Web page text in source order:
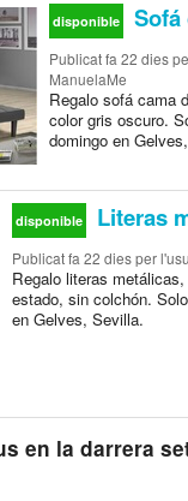
disponible Sofá
Publicatfa 22 dies
ManuelaMe
Regalo sofá cama
color gris oscuro.
domingo en
disponible Literas
Publicatfa 22 diesper
Regalo literas
estado, sin colchón.
en Gelves, Sevilla.
en la darrera